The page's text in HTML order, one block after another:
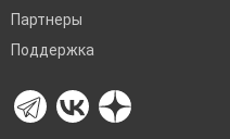
Партнеры
Поддержка